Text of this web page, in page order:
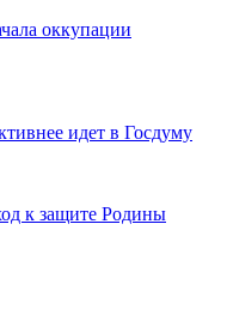
оккупации
идет в Госдуму
к защите Родины